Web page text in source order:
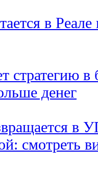
в
стратегию
денег
в
смотреть